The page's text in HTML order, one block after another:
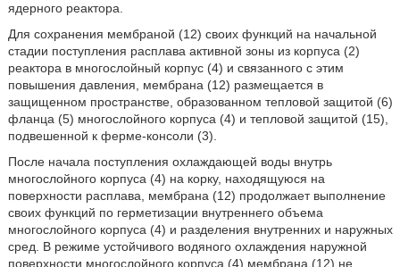
ядерного реактора.
Для сохранения мембраной (12) своих функций на начальной
стадии поступления расплава активной зоны из корпуса (2)
реактора в многослойный корпус (4) и связанного с этим
повышения давления, мембрана (12) размещается в
защищенном пространстве, образованном тепловой защитой (6)
фланца (5) многослойного корпуса (4) и тепловой защитой (15),
подвешенной к ферме-консоли (3).
После начала поступления охлаждающей воды внутрь
многослойного корпуса (4) на корку, находящуюся на
поверхности расплава, мембрана (12) продолжает выполнение
своих функций по герметизации внутреннего объема
многослойного корпуса (4) и разделения внутренних и наружных
сред. В режиме устойчивого водяного охлаждения наружной
поверхности многослойного корпуса (4) мембрана (12) не